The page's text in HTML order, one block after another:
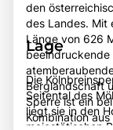
den
des Landes. Mit
Länge von 626
Berglandschaft
Sperre ist ein
Kombination
Lage
Die
Seitental des
liegt sie in den
majestätischen